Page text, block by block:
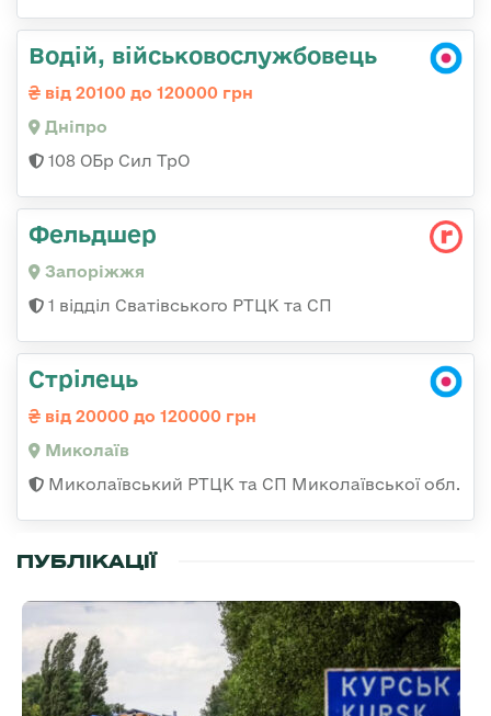
Водій, військовослужбовець
від 20100 до 120000 грн
Дніпро
108 ОБр Сил ТрО
Фельдшер
Запоріжжя
1 відділ Сватівського РТЦК та СП
Стрілець
від 20000 до 120000 грн
Миколаїв
Миколаївський РТЦК та СП Миколаївської обл.
ПУБЛІКАЦІЇ